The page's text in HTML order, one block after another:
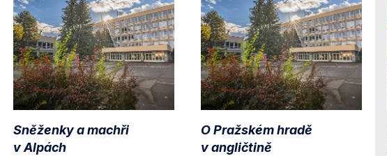
Sněženky a machři
v Alpách
O Pražském hradě
v angličtině